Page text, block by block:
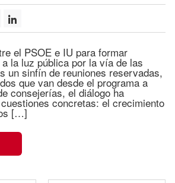
el PSOE e IU para formar
la luz pública por la vía de las
un sinfín de reuniones reservadas,
que van desde el programa a
consejerías, el diálogo ha
concretas: el crecimiento
[…]